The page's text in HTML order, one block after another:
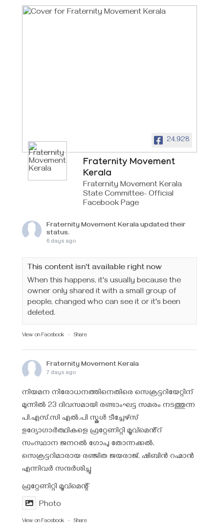
24,928
Fraternity Movement
Kerala
Fraternity Movement Kerala
State Committee- Official
Facebook Page
Fraternity Movement Keralaupdated their
status.
6 days ago
This content isn't available right now
When this happens, it's usually because the
owner only shared it with a small group of
people, changed who can see it or it's been
deleted.
View on Facebook · Share
Fraternity Movement Kerala
7 days ago
നിയമന നിരോധനത്തിനെതിരെ സെക്രട്ടറിയേറ്റിന്
മുന്നിൽ 23 ദിവസമായി രണ്ടാംഘട്ട സമരം നടത്തുന്ന
പി.എസ്.സി എൽ.പി സ്കൂൾ ടീച്ചേഴ്‌സ്
ഉദ്യോഗാർത്ഥികളെ ഫ്രറ്റേണിറ്റി മൂവ്മെൻ്റ്
സംസ്ഥാന ജനറൽ ഗോപു തോന്നക്കൽ,
സെക്രട്ടറിമാരായ രഞ്ജിത ജയരാജ്‌, ഷിബിൻ റഹ്മാൻ
എന്നിവർ സന്ദർശിച്ചു
ഫ്രറ്റേണിറ്റി മൂവ്മെന്റ്
Photo
View on Facebook · Share